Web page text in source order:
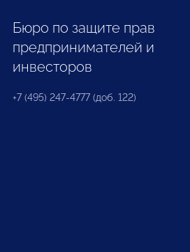
Бюро по защите прав
предпринимателей и
инвесторов
+7 (495) 247-4777 (доб. 122)